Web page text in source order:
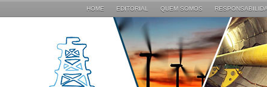
HOME EDITORIAL QUEM SOMOS